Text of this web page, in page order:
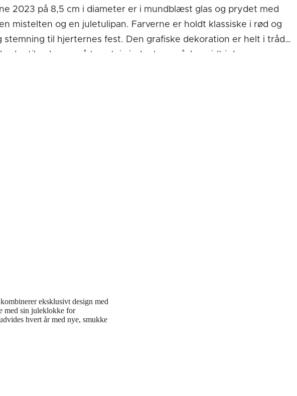
2023 på 8,5 cm i diameter er i mundblæst glas og prydet med
mistelten og en juletulipan. Farverne er holdt klassiske i rød og
til hjerternes fest. Den grafiske dekoration er helt i tråd
til ophæng på træet, i vinduet og måske midt i døren som en
eksklusivt design med
med sin juleklokke for
hvert år med nye, smukke